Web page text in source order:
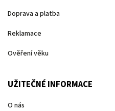
Doprava a platba
Reklamace
Ověření věku
UŽITEČNÉ INFORMACE
O nás